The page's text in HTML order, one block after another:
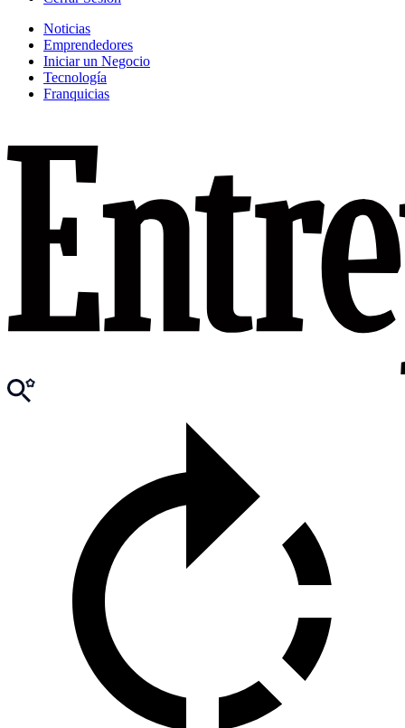
Noticias
Emprendedores
Iniciar un Negocio
Tecnología
Franquicias